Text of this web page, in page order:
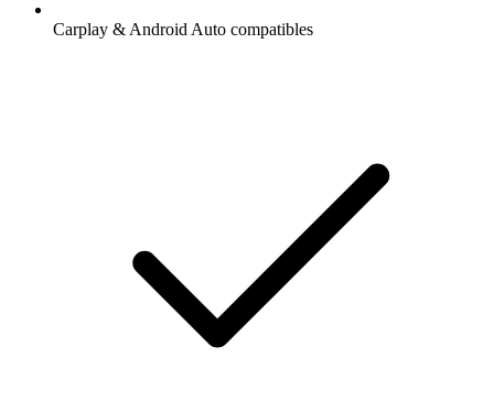
Carplay & Android Auto compatibles